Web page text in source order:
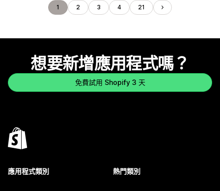
1 2 3 4 21
想要新增應用程式嗎？
免費試用 Shopify 3 天
應用程式類別 熱門類別